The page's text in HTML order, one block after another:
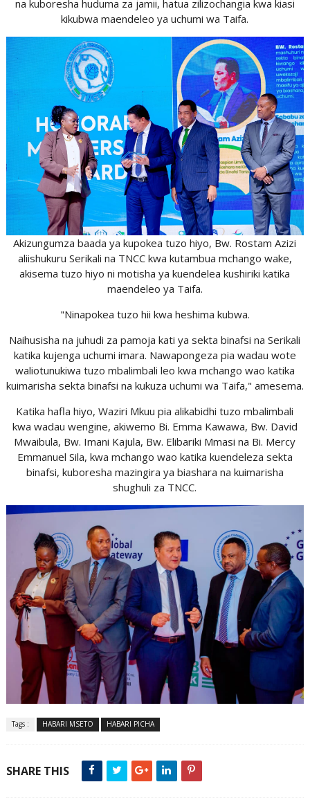
na kuboresha huduma za jamii, hatua zilizochangia kwa kiasi
kikubwa maendeleo ya uchumi wa Taifa.
Akizungumza baada ya kupokea tuzo hiyo, Bw. Rostam Azizi
aliishukuru Serikali na TNCC kwa kutambua mchango wake,
akisema tuzo hiyo ni motisha ya kuendelea kushiriki katika
maendeleo ya Taifa.
"Ninapokea tuzo hii kwa heshima kubwa.
Naihusisha na juhudi za pamoja kati ya sekta binafsi na Serikali
katika kujenga uchumi imara. Nawapongeza pia wadau wote
waliotunukiwa tuzo mbalimbali leo kwa mchango wao katika
kuimarisha sekta binafsi na kukuza uchumi wa Taifa," amesema.
Katika hafla hiyo, Waziri Mkuu pia alikabidhi tuzo mbalimbali
kwa wadau wengine, akiwemo Bi. Emma Kawawa, Bw. David
Mwaibula, Bw. Imani Kajula, Bw. Elibariki Mmasi na Bi. Mercy
Emmanuel Sila, kwa mchango wao katika kuendeleza sekta
binafsi, kuboresha mazingira ya biashara na kuimarisha
shughuli za TNCC.
Tags : HABARI MSETO HABARI PICHA
SHARE THIS